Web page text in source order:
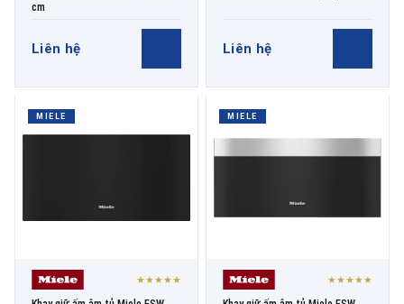
cm
Liên hệ Liên hệ
MIELE
★★★★★
MIELE
★★★★★